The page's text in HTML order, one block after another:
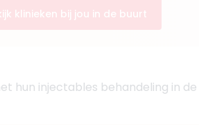
klinieken bij jou in de buurt
hun injectables behandeling in